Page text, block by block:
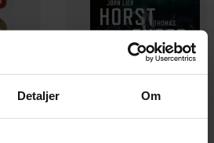
Detaljer Om